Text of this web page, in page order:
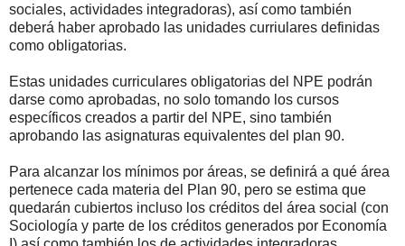
sociales, actividades integradoras), así como también
deberá haber aprobado las unidades curriulares definidas
como obligatorias.
Estas unidades curriculares obligatorias del NPE podrán
darse como aprobadas, no solo tomando los cursos
específicos creados a partir del NPE, sino también
aprobando las asignaturas equivalentes del plan 90.
Para alcanzar los mínimos por áreas, se definirá a qué área
pertenece cada materia del Plan 90, pero se estima que
quedarán cubiertos incluso los créditos del área social (con
Sociología y parte de los créditos generados por Economía